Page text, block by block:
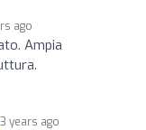
ago
Ampia
3 years ago